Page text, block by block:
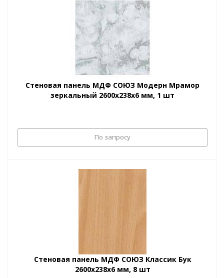
Стеновая панель МДФ СОЮЗ Модерн Мрамор
зеркальный 2600х238х6 мм, 1 шт
По запросу
Стеновая панель МДФ СОЮЗ Классик Бук
2600х238х6 мм, 8 шт